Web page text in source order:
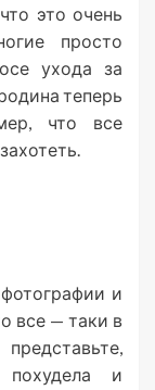
это очень
просто
ухода за
теперь
что все
и
все — таки в
и